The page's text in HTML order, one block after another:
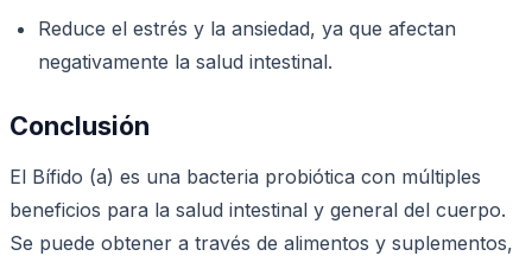
Reduce el estrés y la ansiedad, ya que afectan
negativamente la salud intestinal.
Conclusión
El Bífido (a) es una bacteria probiótica con múltiples
beneficios para la salud intestinal y general del cuerpo.
Se puede obtener a través de alimentos y suplementos,